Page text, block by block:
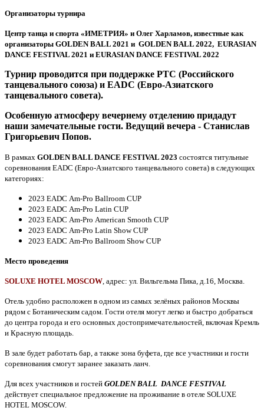
Организаторы турнира
Центр танца и спорта «ИМЕТРИЯ» и Олег Харламов, известные как
организаторы GOLDEN BALL 2021 и GOLDEN BALL 2022, EURASIAN
DANCE FESTIVAL 2021 и EURASIAN DANCE FESTIVAL 2022
Турнир проводится при поддержке РТС (Российского
танцевального союза) и EADC (Евро-Азиатского
танцевального совета).
Особенную атмосферу вечернему отделению придадут
наши замечательные гости. Ведущий вечера - Станислав
Григорьевич Попов.
В рамках GOLDEN BALL DANCE FESTIVAL 2023 состоятся титульные
соревнования EADC (Евро-Азиатского танцевального совета) в следующих
категориях:
2023 EADC Am-Pro Ballroom CUP
2023 EADC Am-Pro Latin CUP
2023 EADC Am-Pro American Smooth CUP
2023 EADC Am-Pro Latin ShowCUP
2023 EADC Am-Pro Ballroom ShowCUP
Место проведения
SOLUXE HOTEL MOSCOW, адрес: ул. Вильгельма Пика, д.16, Москва.
Отель удобно расположен в одном из самых зелёных районов Москвы
рядом с Ботаническим садом. Гости отеля могут легко и быстро добраться
до центра города и его основных достопримечательностей, включая Кремль
и Красную площадь.
В зале будет работать бар, а также зона буфета, где все участники и гости
соревнования смогут заранее заказать ланч.
Для всех участников и гостей GOLDEN BALL DANCE FESTIVAL
действует специальное предложение на проживание в отеле SOLUXE
HOTEL MOSCOW.